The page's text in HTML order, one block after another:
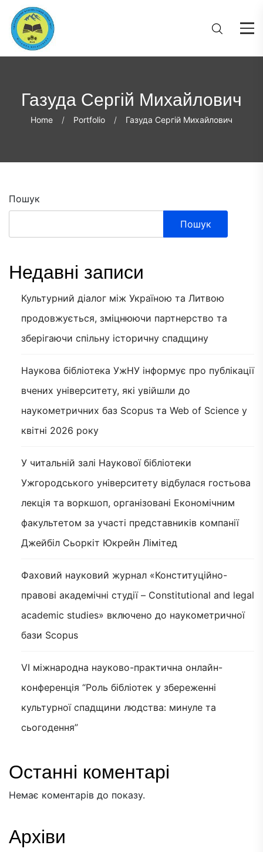
Газуда Сергій Михайлович
Home Portfolio Газуда Сергій Михайлович
Пошук
Пошук
Недавні записи
Культурний діалог між Україною та Литвою
продовжується, зміцнюючи партнерство та
зберігаючи спільну історичну спадщину
Наукова бібліотека УжНУ інформує про публікації
вчених університету, які увійшли до
наукометричних баз Scopus та Web of Science у
квітні 2026 року
У читальній залі Наукової бібліотеки
Ужгородського університету відбулася гостьова
лекція та воркшоп, організовані Економічним
факультетом за участі представників компанії
Джейбіл Сьоркіт Юкрейн Лімітед
Фаховий науковий журнал «Конституційно-
правові академічні студії – Constitutional and legal
academic studies» включено до наукометричної
бази Scopus
VI міжнародна науково-практична онлайн-
конференція “Роль бібліотек у збереженні
культурної спадщини людства: минуле та
сьогодення”
Останні коментарі
Немає коментарів до показу.
Архіви